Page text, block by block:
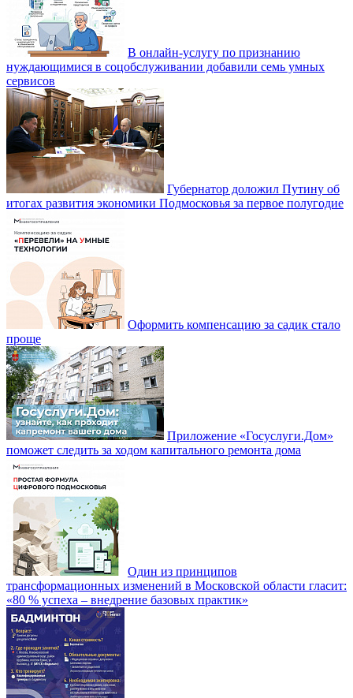
В онлайн-услугу по признанию
нуждающимися в соцобслуживании добавили семь умных
сервисов
Губернатор доложил Путину об
итогах развития экономики Подмосковья за первое полугодие
Оформить компенсацию за садик стало
проще
Приложение «Госуслуги.Дом»
поможет следить за ходом капитального ремонта дома
Один из принципов
трансформационных изменений в Московской области гласит:
«80 % успеха – внедрение базовых практик»